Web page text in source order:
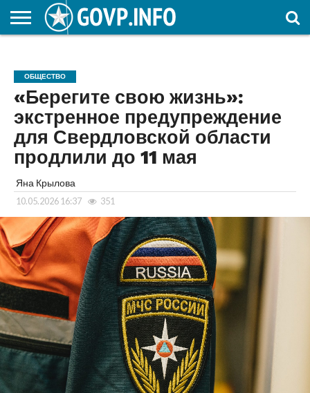
ОБРАЗОВАНИЕ
ОБЩЕСТВО
«Берегите свою жизнь»:
экстренное предупреждение
для Свердловской области
продлили до 11 мая
Яна Крылова
10.05.2026 16:37 351